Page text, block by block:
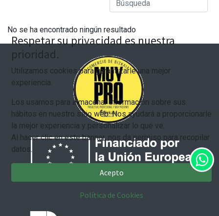
No se ha encontrado ningún resultado
Respetar su privacidad es nuestra
prioridad.
Utilizamos cookies para garantizarle una mejor
experiencia.
Los usamos para almacenar información sobre sus
hábitos en nuestro sitio web. Nos ayudará a proporcionarle
la mejor experiencia y personalizar lo que ve.
Al hacer clic en este banner, nos da permiso para recopilar
datos.
Acepto
Política de Cookies